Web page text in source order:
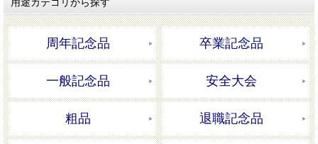
周年記念品 卒業記念品
一般記念品 安全大会
粗品 退職記念品